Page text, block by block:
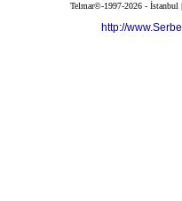
Telmar©-1997-2026 -
http://